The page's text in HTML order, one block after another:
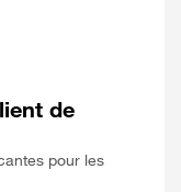
de
pour les